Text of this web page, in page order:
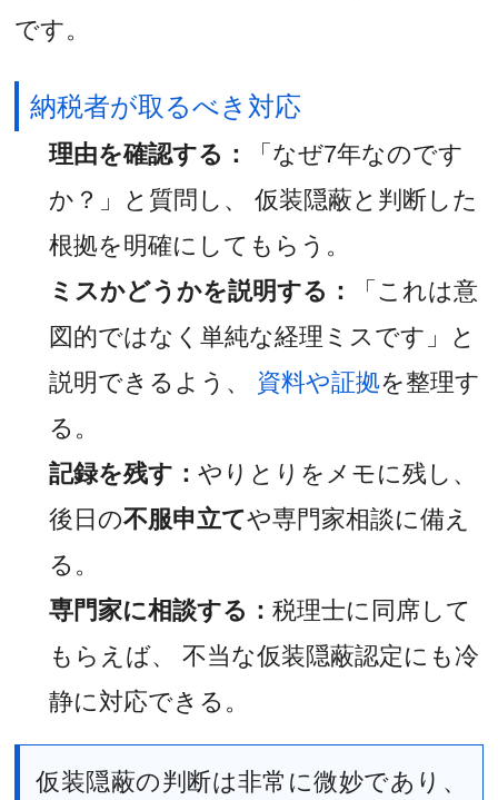
です。
納税者が取るべき対応
理由を確認する：
「なぜ7年なのです
か？」と質問し、 仮装隠蔽と判断した
根拠を明確にしてもらう。
ミスかどうかを説明する：
「これは意
図的ではなく単純な経理ミスです」と
説明できるよう、 資料や証拠を整理す
る。
記録を残す：やりとりをメモに残し、
後日の不服申立てや専門家相談に備え
る。
専門家に相談する：税理士に同席して
もらえば、 不当な仮装隠蔽認定にも冷
静に対応できる。
仮装隠蔽の判断は非常に微妙であり、